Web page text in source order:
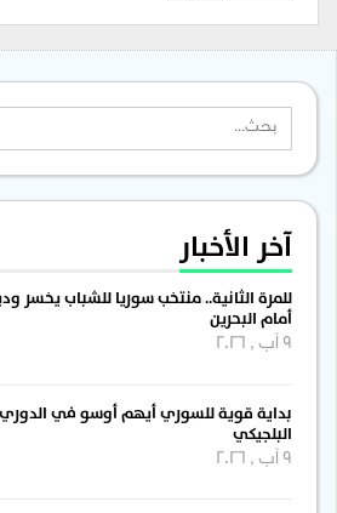
آخر الأخبار
للمرة الثانية.. منتخب سوريا للشباب يخسر ودياً
أمام البحرين
بداية قوية للسوري أيهم أوسو في الدوري
البلجيكي